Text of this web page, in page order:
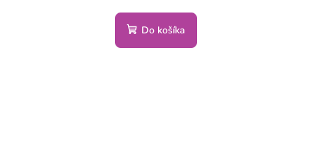
Do košíka